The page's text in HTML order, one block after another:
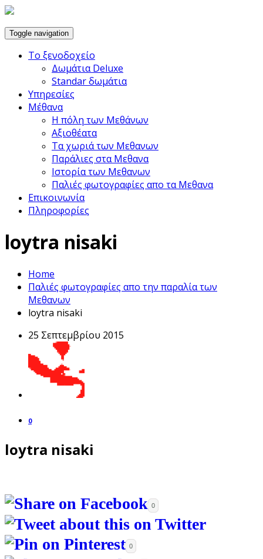
Toggle navigation
Το ξενοδοχείο
Δωμάτια Deluxe
Standar δωμάτια
Υπηρεσίες
Μέθανα
Η πόλη των Μεθάνων
Αξιοθέατα
Τα χωριά των Μεθανων
Παράλιες στα Μεθανα
Ιστορία των Μεθανων
Παλιές φωτογραφίες απο τα Μεθανα
Επικοινωνία
Πληροφορίες
loytra nisaki
Home
Παλιές φωτογραφίες απο την παραλία των
Μεθανων
loytra nisaki
25 Σεπτεμβρίου 2015
0
loytra nisaki
0
0